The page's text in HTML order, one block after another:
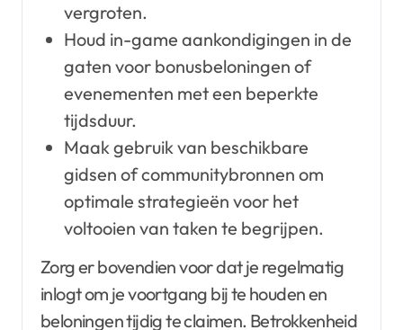
vergroten.
Houd in-game aankondigingen in de
gaten voor bonusbeloningen of
evenementen met een beperkte
tijdsduur.
Maak gebruik van beschikbare
gidsen of communitybronnen om
optimale strategieën voor het
voltooien van taken te begrijpen.
Zorg er bovendien voor dat je regelmatig
inlogt om je voortgang bij te houden en
beloningen tijdig te claimen. Betrokkenheid